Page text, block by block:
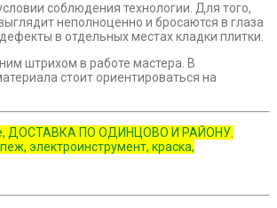
соблюдения технологии. Для того,
неполноценно и бросаются в глаза
в отдельных местах кладки плитки.
штрихом в работе мастера. В
стоит ориентироваться на
ДОСТАВКА ПО ОДИНЦОВО И РАЙОНУ.
электроинструмент, краска,